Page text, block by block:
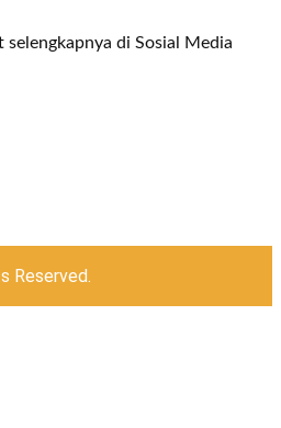
selengkapnya di Sosial Media
Reserved.